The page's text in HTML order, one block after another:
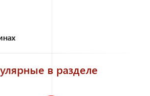
в разделе